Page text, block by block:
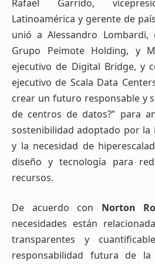
Rafael Garrido,
Latinoamérica y gerente de
unió a Alessandro
Grupo Peimote Holding, y
ejecutivo de Digital Bridge, y
ejecutivo de Scala Data
crear un futuro responsable y
de centros de datos?” para
sostenibilidad adoptado por
y la necesidad de
diseño y tecnología para
recursos.
De acuerdo con Norton
necesidades están
transparentes y
responsabilidad futura de